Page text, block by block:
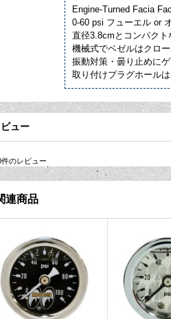
Engine-Turned Facia
0-60 psi フューエル or
直径3.8cmとコンパクト
機械式でベゼルはクロ
振動対策・曇り止めに
取り付けプラグホール
ュー
件のレビュー
連商品